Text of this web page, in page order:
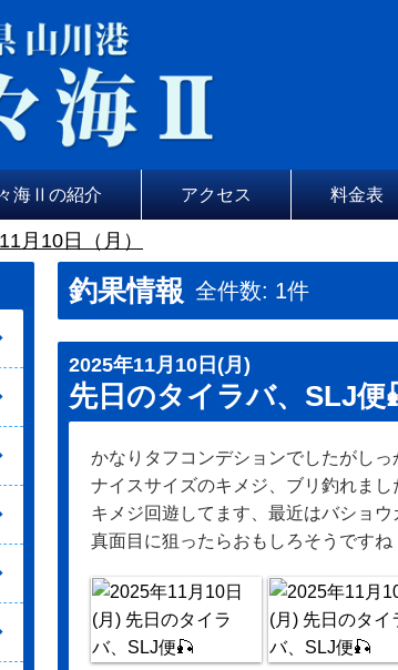
海Ⅱの紹介 アクセス 料金表
月10日（月）
釣果情報 全件数: 1件
2025年11月10日(月)
先日のタイラバ、SLJ便
かなりタフコンデションでしたがし
ナイスサイズのキメジ、ブリ釣れまし
キメジ回遊してます、最近はバショ
真面目に狙ったらおもしろそうですね